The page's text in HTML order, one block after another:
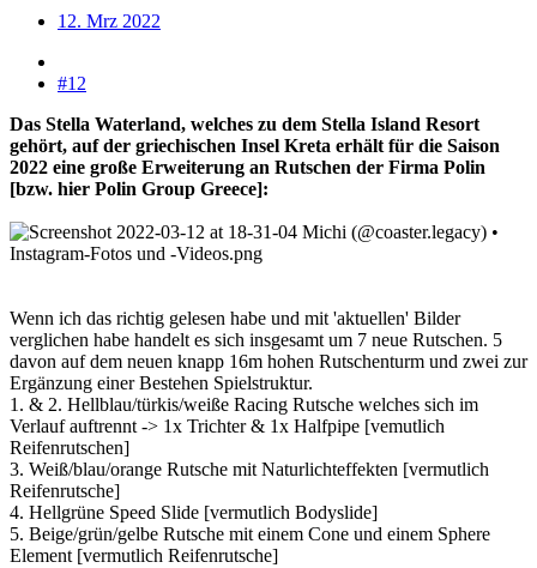
12. Mrz 2022
#12
Das Stella Waterland, welches zu dem Stella Island Resort
gehört, auf der griechischen Insel Kreta erhält für die Saison
2022 eine große Erweiterung an Rutschen der Firma Polin
[bzw. hier Polin Group Greece]:
Wenn ich das richtig gelesen habe und mit 'aktuellen' Bilder
verglichen habe handelt es sich insgesamt um 7 neue Rutschen. 5
davon auf dem neuen knapp 16m hohen Rutschenturm und zwei zur
Ergänzung einer Bestehen Spielstruktur.
1. & 2. Hellblau/türkis/weiße Racing Rutsche welches sich im
Verlauf auftrennt -> 1x Trichter & 1x Halfpipe [vemutlich
Reifenrutschen]
3. Weiß/blau/orange Rutsche mit Naturlichteffekten [vermutlich
Reifenrutsche]
4. Hellgrüne Speed Slide [vermutlich Bodyslide]
5. Beige/grün/gelbe Rutsche mit einem Cone und einem Sphere
Element [vermutlich Reifenrutsche]